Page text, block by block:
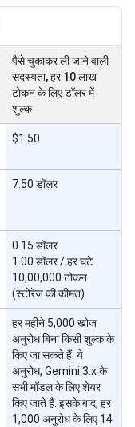
पैसे चुकाकर ली जाने वाली
सदस्यता, हर 10 लाख
टोकन के लिए डॉलर में
शुल्क
$1.50
7.50 डॉलर
0.15 डॉलर
1.00 डॉलर / हर घंटे
10,00,000 टोकन
(स्टोरेज की कीमत)
हर महीने 5,000 खोज
अनुरोध बिना किसी शुल्क के
किए जा सकते हैं. ये
अनुरोध, Gemini 3.x के
सभी मॉडल के लिए शेयर
किए जाते हैं. इसके बाद, हर
1,000 अनुरोध के लिए 14